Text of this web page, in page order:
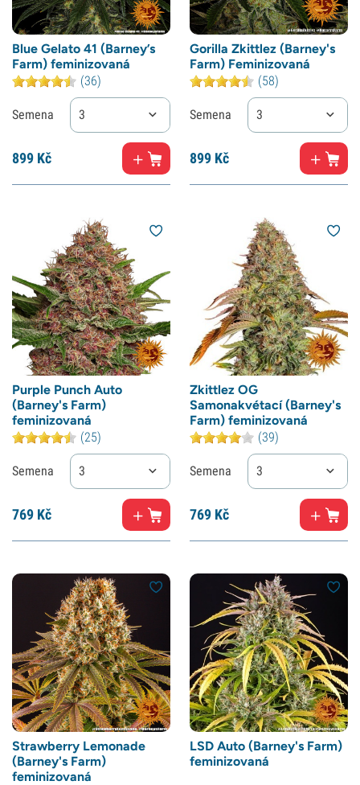
Blue Gelato 41 (Barney’s
Farm) feminizovaná
(36)
Semena 3
899 Kč
Gorilla Zkittlez (Barney's
Farm) Feminizovaná
(58)
Semena 3
899 Kč
Purple Punch Auto
(Barney's Farm)
feminizovaná
(25)
Semena 3
769 Kč
Zkittlez OG
Samonakvétací (Barney's
Farm) feminizovaná
(39)
Semena 3
769 Kč
Strawberry Lemonade
(Barney's Farm)
feminizovaná
LSD Auto (Barney's Farm)
feminizovaná